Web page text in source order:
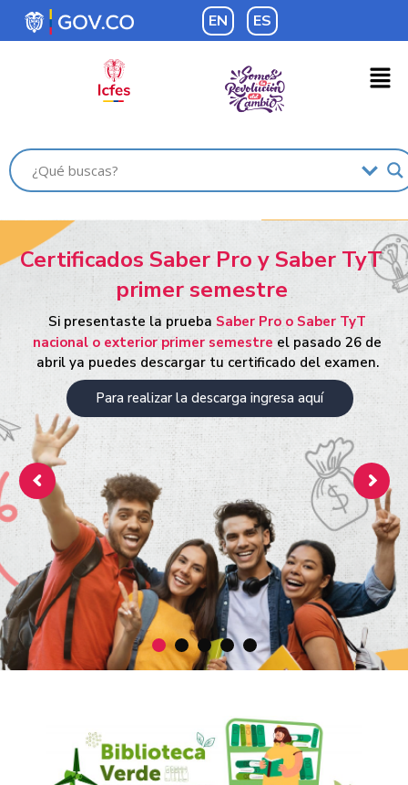
EN ES
Certificados Saber Pro y Saber TyT
primer semestre
Para realizar la descarga ingresa aquí
Si presentaste la prueba Saber Pro o Saber TyT
nacional o exterior primer semestre el pasado 26 de
abril ya puedes descargar tu certificado del examen.